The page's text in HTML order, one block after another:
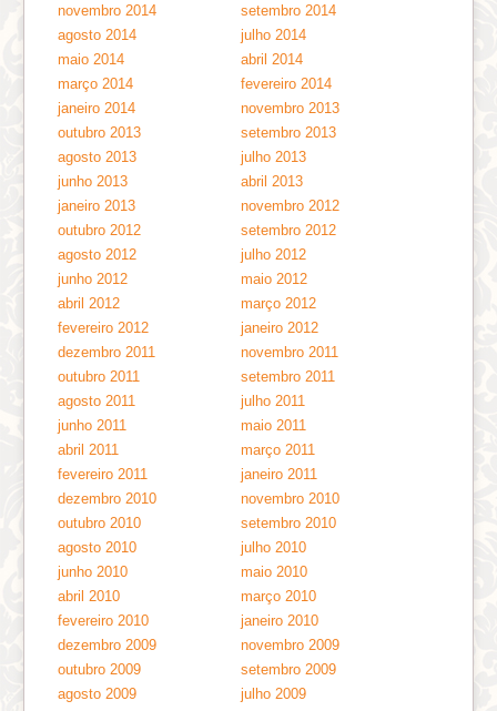
novembro 2014
setembro 2014
agosto 2014
julho 2014
maio 2014
abril 2014
março 2014
fevereiro 2014
janeiro 2014
novembro 2013
outubro 2013
setembro 2013
agosto 2013
julho 2013
junho 2013
abril 2013
janeiro 2013
novembro 2012
outubro 2012
setembro 2012
agosto 2012
julho 2012
junho 2012
maio 2012
abril 2012
março 2012
fevereiro 2012
janeiro 2012
dezembro 2011
novembro 2011
outubro 2011
setembro 2011
agosto 2011
julho 2011
junho 2011
maio 2011
abril 2011
março 2011
fevereiro 2011
janeiro 2011
dezembro 2010
novembro 2010
outubro 2010
setembro 2010
agosto 2010
julho 2010
junho 2010
maio 2010
abril 2010
março 2010
fevereiro 2010
janeiro 2010
dezembro 2009
novembro 2009
outubro 2009
setembro 2009
agosto 2009
julho 2009